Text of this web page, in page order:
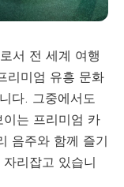
서 전 세계 여행
리미엄 유흥 문화
다. 그중에서도
는 프리미엄 카
음주와 함께 즐기
리잡고 있습니